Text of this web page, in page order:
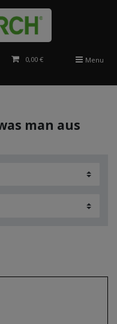
0,00 € Menu
man aus